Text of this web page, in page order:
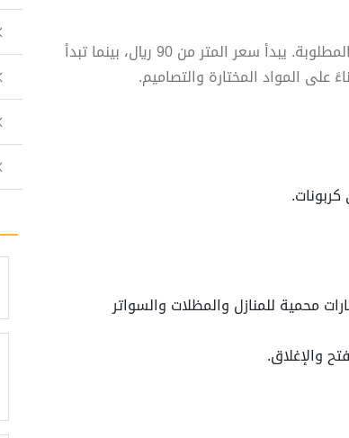
تختلف أسعار تركيب المظلات وفقاً لنوع المظلة والمساحة المطلوبة. يبدأ سعر المتر من 90 ريال، بينما تبدأ
كربونات.
محمية للمنازل والمظلات والسواتر
والإغلاق.